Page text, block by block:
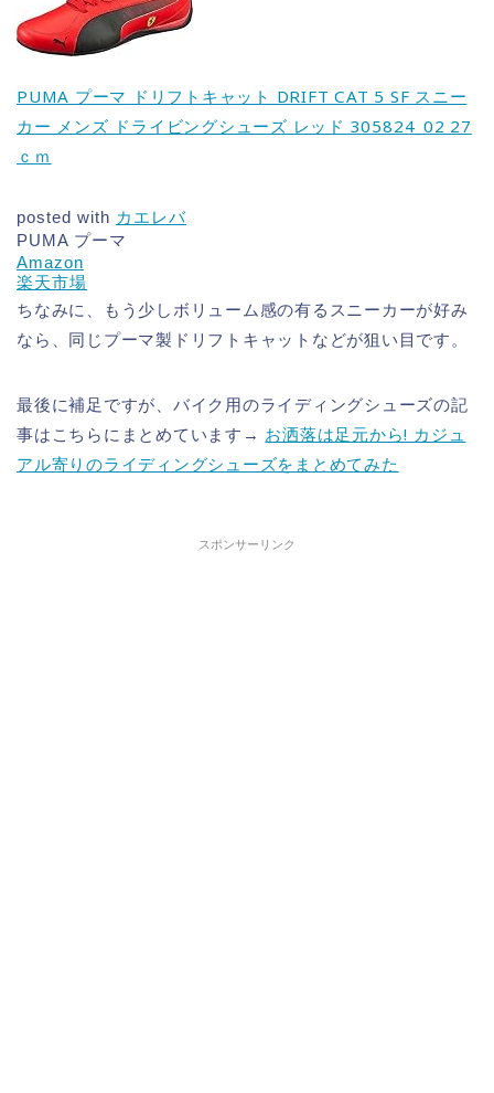
PUMA プーマ ドリフトキャット DRIFT CAT 5 SF スニー
カー メンズ ドライビングシューズ レッド 305824_02 27
ｃｍ
posted with カエレバ
PUMA プーマ
Amazon
楽天市場
ちなみに、もう少しボリューム感の有るスニーカーが好み
なら、同じプーマ製ドリフトキャットなどが狙い目です。
最後に補足ですが、バイク用のライディングシューズの記
事はこちらにまとめています→ お洒落は足元から! カジュ
アル寄りのライディングシューズをまとめてみた
スポンサーリンク